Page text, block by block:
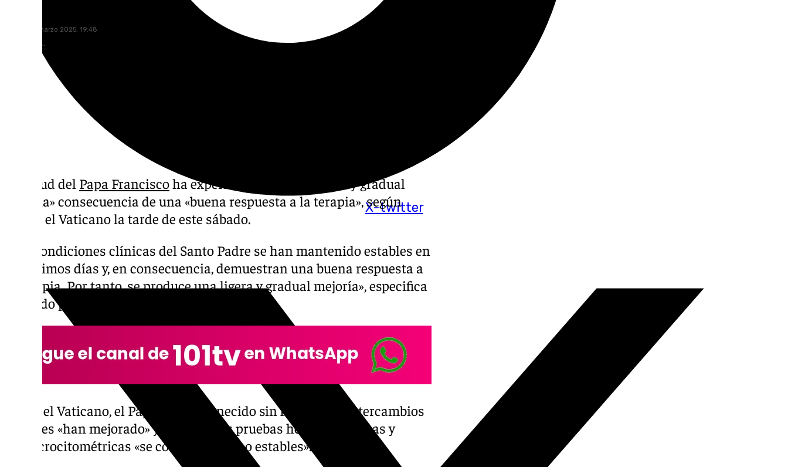
X-twitter
sábado, 8 marzo 2025, 19:48
Compartir:
La salud del Papa Franciscoha experimentado «una ligera y gradual
mejoría» consecuencia de una «buena respuesta a la terapia», según
indica el Vaticano la tarde de este sábado.
«Las condiciones clínicas del Santo Padre se han mantenido estables en
los últimos días y, en consecuencia, demuestran una buena respuesta a
la terapia. Por tanto, se produce una ligera y gradual mejoría», especifica
el citado parte médico.
Según el Vaticano, el Papa ha permanecido sin fiebre y los intercambios
de gases «han mejorado» y, además, las pruebas hematoquímicas y
hemocrocitométricas «se confirman como estables».